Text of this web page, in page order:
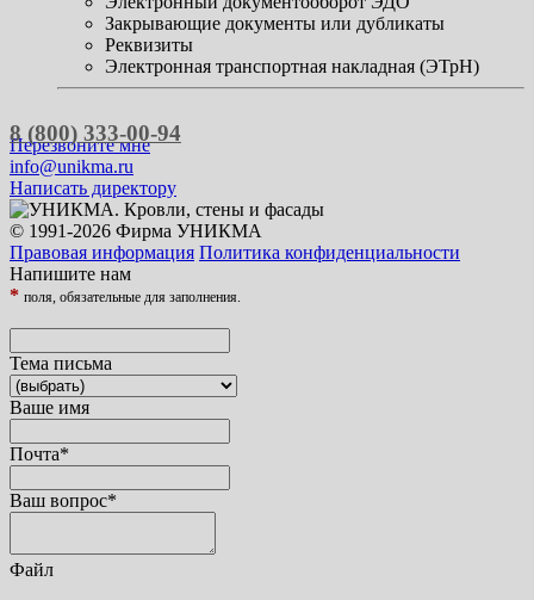
Закрывающие документы или дубликаты
Реквизиты
Электронная транспортная накладная (ЭТрН)
8 (800) 333-00-94
Перезвоните мне
info@unikma.ru
Написать директору
© 1991-2026 Фирма УНИКМА
Правовая информация Политика конфиденциальности
Напишите нам
* поля, обязательные для заполнения.
Тема письма
Ваше имя
Почта*
Ваш вопрос*
Файл